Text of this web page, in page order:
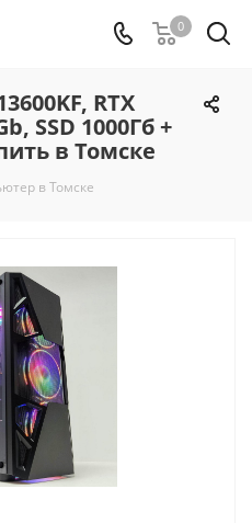
0
RTX
SSD 1000Гб +
в Томске
в Томске